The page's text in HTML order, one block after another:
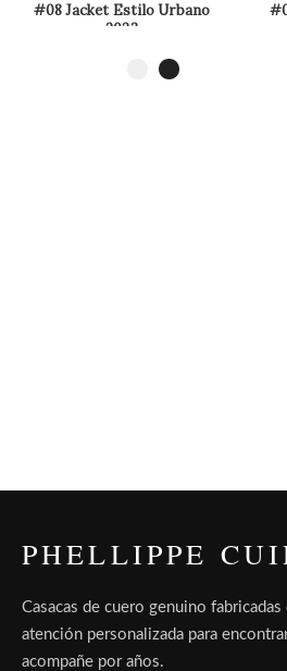
#08 Jacket Estilo Urbano
2023
PHELLIPPE
Casacas de cuero genuino
atención personalizada para
acompañe por años.